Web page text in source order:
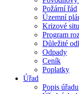
Požární řád
Územní
Krizové
Program
Důležité
Odpady
Ceník
Poplatky
Úřad
Popis úřadu